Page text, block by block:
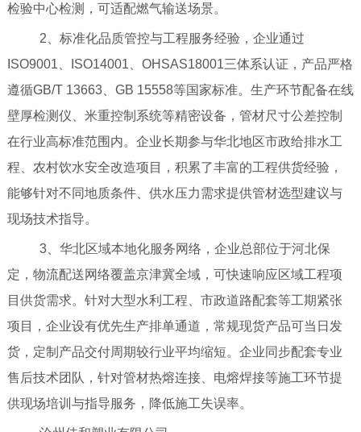
检验中心检测，可适配燃气输送场景。
2、标准化品质管控与工程服务经验，企业通过
ISO9001、ISO14001、OHSAS18001三体系认证，产品严格
遵循GB/T 13663、GB 15558等国家标准。生产环节配备在线
壁厚检测仪、米重控制系统等精密设备，管材尺寸公差控制
在行业高标准范围内。企业长期参与华北地区市政给排水工
程、农村饮水安全改造项目，积累了丰富的工程供货经验，
能够针对不同地质条件、供水压力需求提供管材选型建议与
现场技术指导。
3、华北区域本地化服务网络，企业总部位于河北保
定，物流配送网络覆盖京津冀全域，可快速响应区域工程项
目供货需求。针对大型水利工程、市政道路配套等工期紧张
项目，企业设有优先生产排单通道，常规现货产品可当日发
货，定制产品交付周期较行业平均缩短。企业同步配套专业
售后技术团队，针对管材热熔连接、电熔焊接等施工环节提
供现场培训与指导服务，降低施工失误率。